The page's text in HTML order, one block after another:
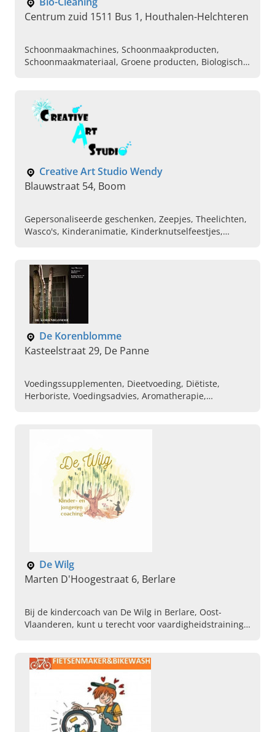
Centrum zuid 1511 Bus 1, Houthalen-Helchteren
Schoonmaakmachines, Schoonmaakproducten,
Schoonmaakmateriaal, Groene producten, Biologische
reinigingsmachines , Poetstoestellen
Creative Art Studio Wendy
Blauwstraat 54, Boom
Gepersonaliseerde geschenken, Zeepjes, Theelichten,
Wasco's, Kinderanimatie, Kinderknutselfeestjes,
De Korenblomme
Kasteelstraat 29, De Panne
Voedingssupplementen, Dieetvoeding, Diëtiste,
Herboriste, Voedingsadvies, Aromatherapie,
De Wilg
Marten D'Hoogestraat 6, Berlare
Bij de kindercoach van De Wilg in Berlare, Oost-
Vlaanderen, kunt u terecht voor vaardigheidstraining